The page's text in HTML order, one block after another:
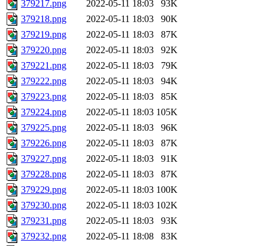
379217.png 2022-05-11 18:03
93K
379218.png
2022-05-11 18:03
90K
379219.png
2022-05-11 18:03
87K
379220.png
2022-05-11 18:03
92K
379221.png
2022-05-11 18:03
79K
379222.png
2022-05-11 18:03
94K
379223.png
2022-05-11 18:03
85K
379224.png
2022-05-11 18:03 105K
379225.png
2022-05-11 18:03
96K
379226.png
2022-05-11 18:03
87K
379227.png
2022-05-11 18:03
91K
379228.png
2022-05-11 18:03
87K
379229.png
2022-05-11 18:03 100K
379230.png
2022-05-11 18:03 102K
379231.png
2022-05-11 18:03
93K
379232.png
2022-05-11 18:08
83K